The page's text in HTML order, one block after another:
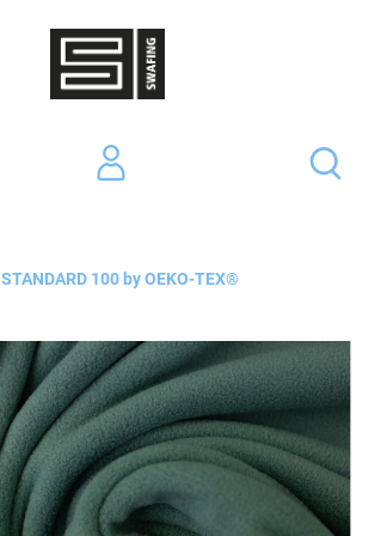
STANDARD 100 by OEKO-TEX®